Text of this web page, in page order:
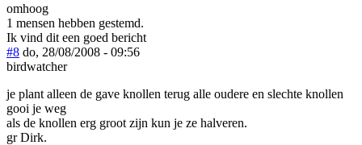
omhoog
1 mensen hebben gestemd.
Ik vind dit een goed bericht
#8 do, 28/08/2008 - 09:56
birdwatcher
je plant alleen de gave knollen terug alle oudere en slechte knollen
gooi je weg
als de knollen erg groot zijn kun je ze halveren.
gr Dirk.